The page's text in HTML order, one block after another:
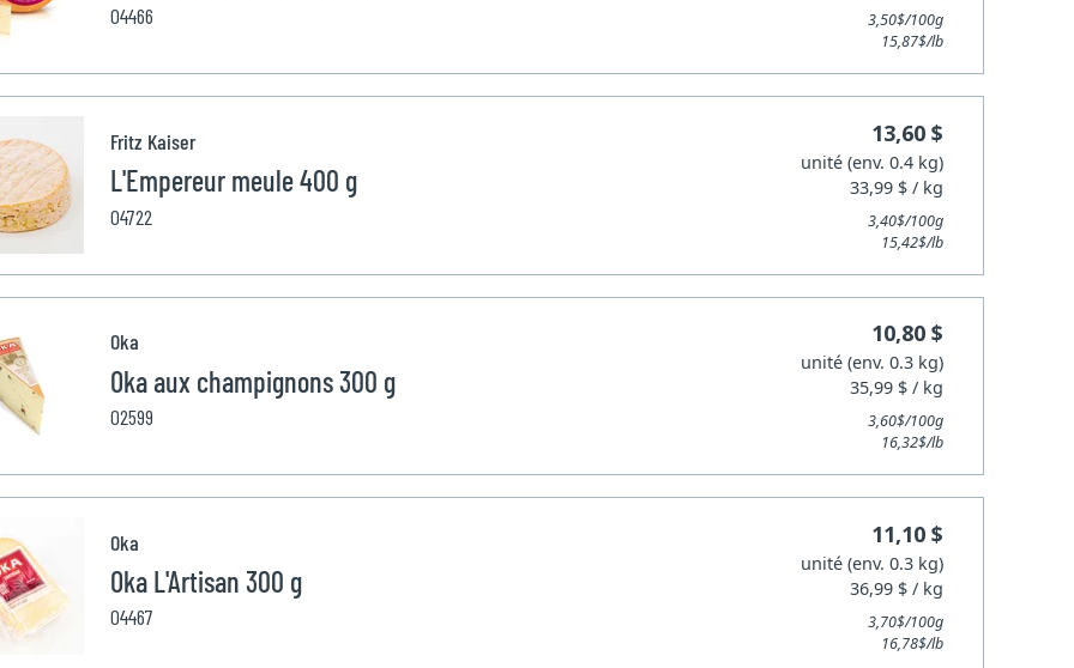
04466
3,50$/100g
15,87$/lb
Fritz Kaiser
L'Empereur meule 400 g
04722
13,60 $
unité (env. 0.4 kg)
33,99 $ / kg
3,40$/100g
15,42$/lb
Oka
Oka aux champignons 300 g
02599
10,80 $
unité (env. 0.3 kg)
35,99 $ / kg
3,60$/100g
16,32$/lb
Oka
Oka L'Artisan 300 g
04467
11,10 $
unité (env. 0.3 kg)
36,99 $ / kg
3,70$/100g
16,78$/lb